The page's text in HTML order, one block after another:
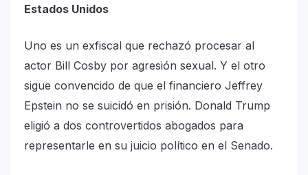
Estados Unidos
Uno es un exfiscal que rechazó procesar al
actor Bill Cosby por agresión sexual. Y el otro
sigue convencido de que el financiero Jeffrey
Epstein no se suicidó en prisión. Donald Trump
eligió a dos controvertidos abogados para
representarle en su juicio político en el Senado.